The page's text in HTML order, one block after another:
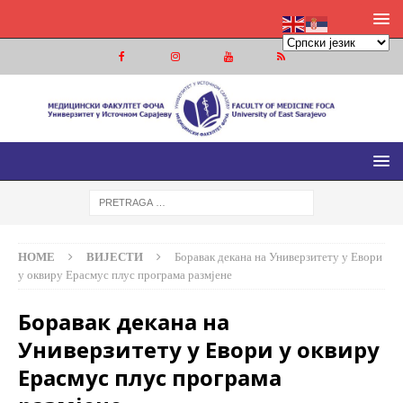
МЕДИЦИНСКИ ФАКУЛТЕТ ФОЧА
МЕДИЦИНСКИ ФАКУЛТЕТ УНИВЕРЗИТЕТА У ИСТОЧНОМ
HOME ВИЈЕСТИ
Боравак декана на Универзитету у Евори
у оквиру Ерасмус плус програма размjене
Боравак декана на
Универзитету у Евори у оквиру
Ерасмус плус програма